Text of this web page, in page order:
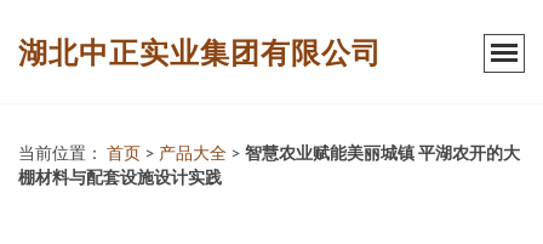
湖北中正实业集团有限公司
当前位置： 首页 > 产品大全 > 智慧农业赋能美丽城镇 平湖农开的大
棚材料与配套设施设计实践